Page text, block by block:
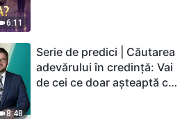
6:11
8:48
Serie de predici | Căutarea
adevărului în credință: Vai
de cei ce doar așteaptă ca